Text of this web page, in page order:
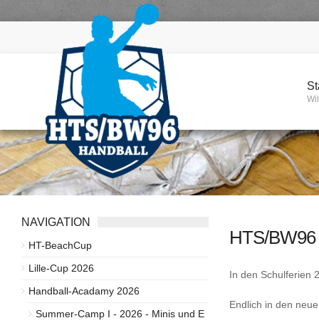
NAVIGATION
HT-BeachCup
Lille-Cup 2026
Handball-Acadamy 2026
Summer-Camp I - 2026 - Minis und E
HTS/
In den Schulferien
Endlich in den